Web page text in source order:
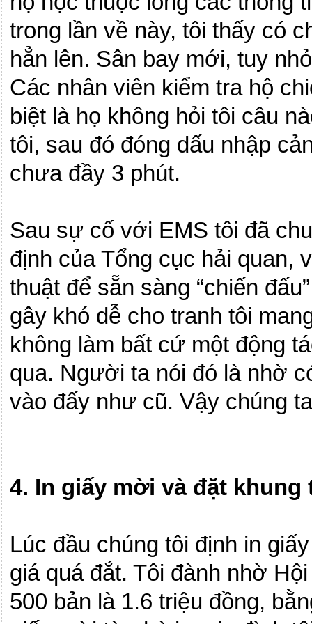
trong lần về này, tôi thấy có
hẳn lên. Sân bay mới, tuy
Các nhân viên kiểm tra hộ
biệt là họ không hỏi tôi câu
tôi, sau đó đóng dấu nhập
chưa đầy 3 phút.
Sau sự cố với EMS tôi đã
định của Tổng cục hải quan,
thuật để sẵn sàng “chiến
gây khó dễ cho tranh tôi
không làm bất cứ một động
qua. Người ta nói đó là nhờ
vào đấy như cũ. Vậy chúng
4. In giấy mời và đặt khung
Lúc đầu chúng tôi định in
giá quá đắt.Tôi đành nhờ
500 bản là 1.6 triệu đồng,